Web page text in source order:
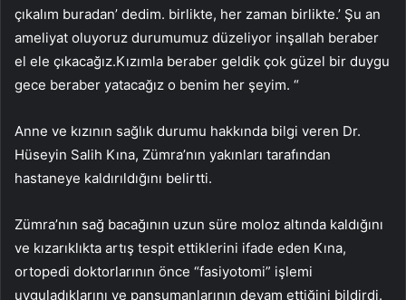
çıkalım buradan’ dedim. birlikte, her zaman birlikte.’ Şu an
ameliyat oluyoruz durumumuz düzeliyor inşallah beraber
el ele çıkacağız.Kızımla beraber geldik çok güzel bir duygu
gece beraber yatacağız o benim her şeyim. “
Anne ve kızının sağlık durumu hakkında bilgi veren Dr.
Hüseyin Salih Kına, Zümra’nın yakınları tarafından
hastaneye kaldırıldığını belirtti.
Zümra’nın sağ bacağının uzun süre moloz altında kaldığını
ve kızarıklıkta artış tespit ettiklerini ifade eden Kına,
ortopedi doktorlarının önce “fasiyotomi” işlemi
uyguladıklarını ve pansumanlarının devam ettiğini bildirdi.